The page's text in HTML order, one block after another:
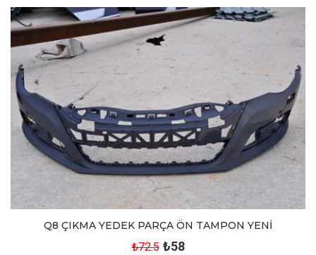
Q8 ÇIKMA YEDEK PARÇA ÖN TAMPON YENİ
₺72.5 ₺58